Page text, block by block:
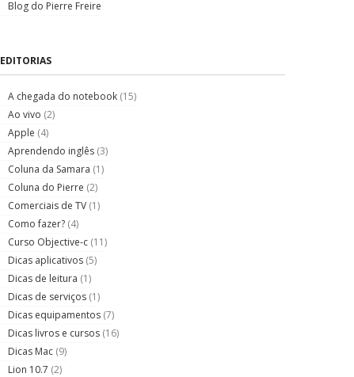
Blog do Pierre Freire
EDITORIAS
A chegada do notebook (15)
Ao vivo (2)
Apple (4)
Aprendendo inglês (3)
Coluna da Samara (1)
Coluna do Pierre (2)
Comerciais de TV (1)
Como fazer? (4)
Curso Objective-c (11)
Dicas aplicativos (5)
Dicas de leitura (1)
Dicas de serviços (1)
Dicas equipamentos (7)
Dicas livros e cursos (16)
Dicas Mac (9)
Lion 10.7 (2)